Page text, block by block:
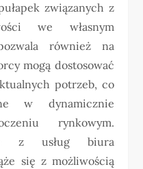
związanych z
we własnym
również na
mogą dostosować
potrzeb, co
w dynamicznie
rynkowym.
z usług biura
się z możliwością